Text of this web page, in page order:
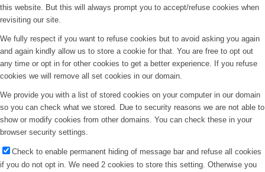
this website. But this will always prompt you to accept/refuse cookies when
revisiting our site.
We fully respect if you want to refuse cookies but to avoid asking you again
and again kindly allow us to store a cookie for that. You are free to opt out
any time or opt in for other cookies to get a better experience. If you refuse
cookies we will remove all set cookies in our domain.
We provide you with a list of stored cookies on your computer in our domain
so you can check what we stored. Due to security reasons we are not able to
show or modify cookies from other domains. You can check these in your
browser security settings.
Check to enable permanent hiding of message bar and refuse all cookies
if you do not opt in. We need 2 cookies to store this setting. Otherwise you